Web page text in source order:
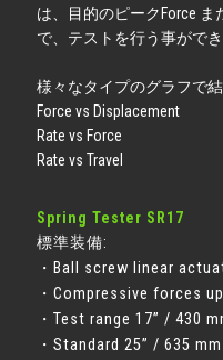
は、目的のピークForce
で、テストを行う事ができ
様々なタイプのグラフで
Force vs Displacement
Rate vs Force
Rate vs Travel
Spring Tester SR17
標準装備:
・Ball screw linear
・Compressive forces
・Test range 17” / 430
・Standard 25” / 635